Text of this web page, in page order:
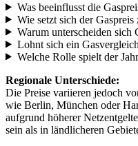
Was beeinflusst die
Wie setzt sich der Gaspreis
Warum unterscheiden sich
Lohnt sich ein
Welche Rolle spielt der
Regionale Unterschiede:
Die Preise variieren jedoch
wie Berlin, München oder
aufgrund höherer
sein als in ländlicheren